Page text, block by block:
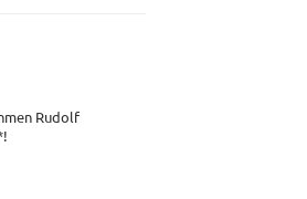
Rudolf